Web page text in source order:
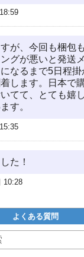
が、今回も梱包
グが悪いと発送
なるまで5日程掛
します。日本で
てて、とても嬉
す。
た！
10:28
よくある質問